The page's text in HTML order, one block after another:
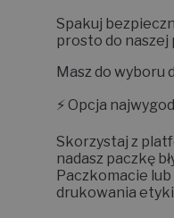
Spakuj
prosto do naszej
Masz do wyboru
⚡ Opcja
Skorzystaj z
nadasz paczkę
Paczkomacie
drukowania